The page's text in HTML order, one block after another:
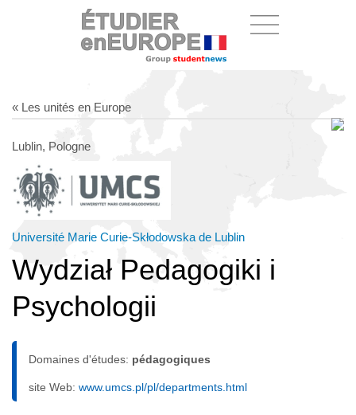
« Les unités en Europe
Lublin, Pologne
Université Marie Curie-Skłodowska de Lublin
Wydział Pedagogiki i
Psychologii
Domaines d'études: pédagogiques
site Web: www.umcs.pl/pl/departments.html